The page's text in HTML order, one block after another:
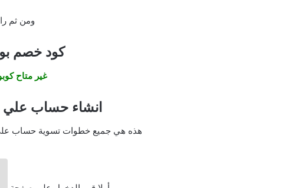
ومن ثم
كود خصم
غير متاح
انشاء حساب علي almarasem gate
هذه هي جميع خطوات تسوية حساب علي